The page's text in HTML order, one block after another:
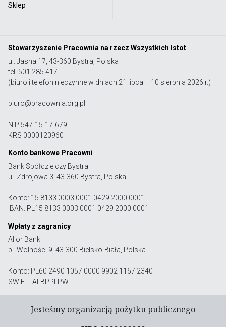
Sklep
Stowarzyszenie Pracownia na rzecz Wszystkich Istot
ul. Jasna 17, 43-360 Bystra, Polska
tel. 501 285 417
(biuro i telefon nieczynne w dniach 21 lipca – 10 sierpnia 2026 r.)
biuro@pracownia.org.pl
NIP 547-15-17-679
KRS 0000120960
Konto bankowe Pracowni
Bank Spółdzielczy Bystra
ul. Zdrojowa 3, 43-360 Bystra, Polska
Konto: 15 8133 0003 0001 0429 2000 0001
IBAN: PL15 8133 0003 0001 0429 2000 0001
Wpłaty z zagranicy
Alior Bank
pl. Wolności 9, 43-300 Bielsko-Biała, Polska
Konto: PL60 2490 1057 0000 9902 1167 2340
SWIFT: ALBPPLPW
Jesteśmy organizacją pożytku publicznego